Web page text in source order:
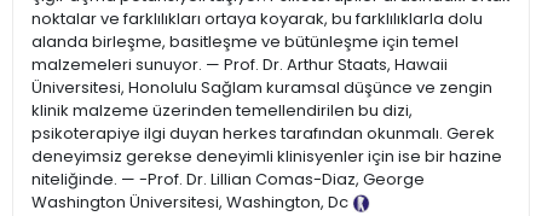
noktalar ve farklılıkları ortaya koyarak, bu farklılıklarla dolu
alanda birleşme, basitleşme ve bütünleşme için temel
malzemeleri sunuyor. — Prof. Dr. Arthur Staats, Hawaii
Üniversitesi, Honolulu Sağlam kuramsal düşünce ve zengin
klinik malzeme üzerinden temellendirilen bu dizi,
psikoterapiye ilgi duyan herkes tarafından okunmalı. Gerek
deneyimsiz gerekse deneyimli klinisyenler için ise bir hazine
niteliğinde. — -Prof. Dr. Lillian Comas-Diaz, George
Washington Üniversitesi, Washington, Dc